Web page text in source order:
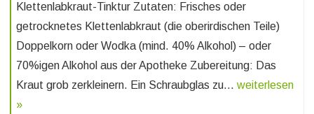
Klettenlabkraut-Tinktur Zutaten: Frisches oder
getrocknetes Klettenlabkraut (die oberirdischen Teile)
Doppelkorn oder Wodka (mind. 40% Alkohol) – oder
70%igen Alkohol aus der Apotheke Zubereitung: Das
Kraut grob zerkleinern. Ein Schraubglas zu… weiterlesen
»